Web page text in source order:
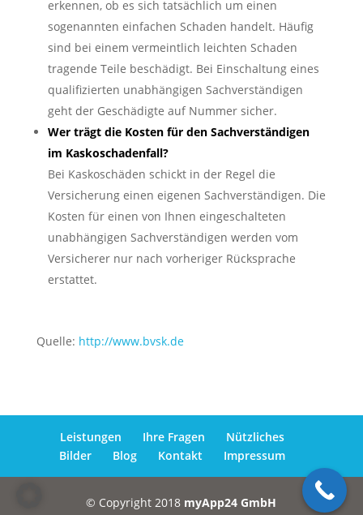
erkennen, ob es sich tatsächlich um einen
sogenannten einfachen Schaden handelt. Häufig
sind bei einem vermeintlich leichten Schaden
tragende Teile beschädigt. Bei Einschaltung eines
qualifizierten unabhängigen Sachverständigen
geht der Geschädigte auf Nummer sicher.
Wer trägt die Kosten für den Sachverständigen
im Kaskoschadenfall?
Bei Kaskoschäden schickt in der Regel die
Versicherung einen eigenen Sachverständigen. Die
Kosten für einen von Ihnen eingeschalteten
unabhängigen Sachverständigen werden vom
Versicherer nur nach vorheriger Rücksprache
erstattet.
Quelle: http://www.bvsk.de
Leistungen Ihre Fragen
Nützliches
Bilder
Blog Kontakt Impressum
© Copyright 2018 myApp24 GmbH